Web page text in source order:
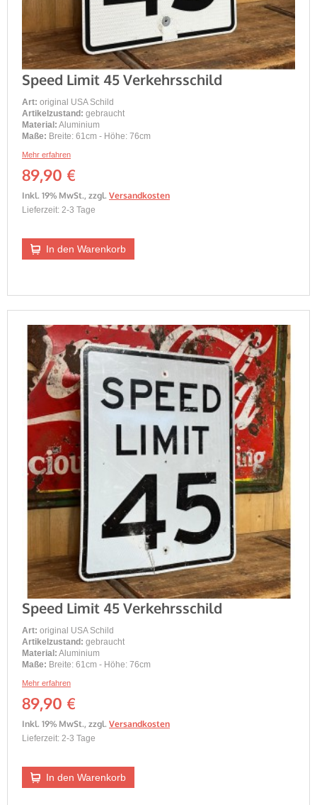
Speed Limit 45 Verkehrsschild
Art: original USA Schild
Artikelzustand: gebraucht
Material: Aluminium
Maße: Breite: 61cm - Höhe: 76cm
Mehr erfahren
89,90 €
Inkl. 19% MwSt., zzgl. Versandkosten
Lieferzeit: 2-3 Tage
In den Warenkorb
Speed Limit 45 Verkehrsschild
Art: original USA Schild
Artikelzustand: gebraucht
Material: Aluminium
Maße: Breite: 61cm - Höhe: 76cm
Mehr erfahren
89,90 €
Inkl. 19% MwSt., zzgl. Versandkosten
Lieferzeit: 2-3 Tage
In den Warenkorb